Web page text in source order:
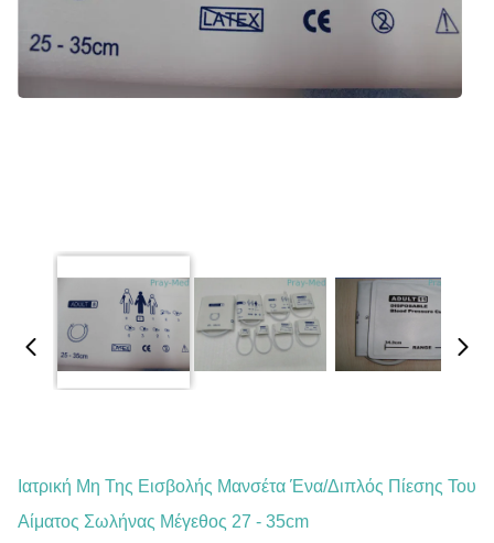
Ιατρική Μη Της Εισβολής Μανσέτα Ένα/διπλός Πίεσης Του
Αίματος Σωλήνας Μέγεθος 27 - 35cm